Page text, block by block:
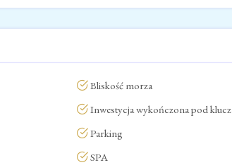
Bliskość morza
Inwestycja wykończona pod klucz
Parking
SPA